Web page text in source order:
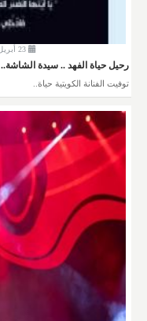
رحيل حياة الفهد .. سيدة الشاشة..
توفيت الفنانة الكويتية حياة..